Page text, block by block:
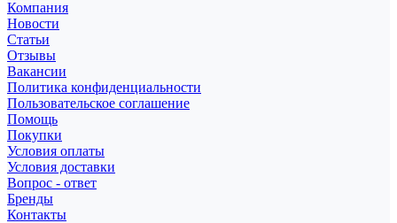
Компания
Новости
Статьи
Отзывы
Вакансии
Политика конфиденциальности
Пользовательское соглашение
Помощь
Покупки
Условия оплаты
Условия доставки
Вопрос - ответ
Бренды
Контакты